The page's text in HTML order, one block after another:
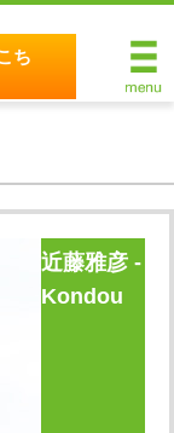
ち
近藤雅彦 -
Kondou